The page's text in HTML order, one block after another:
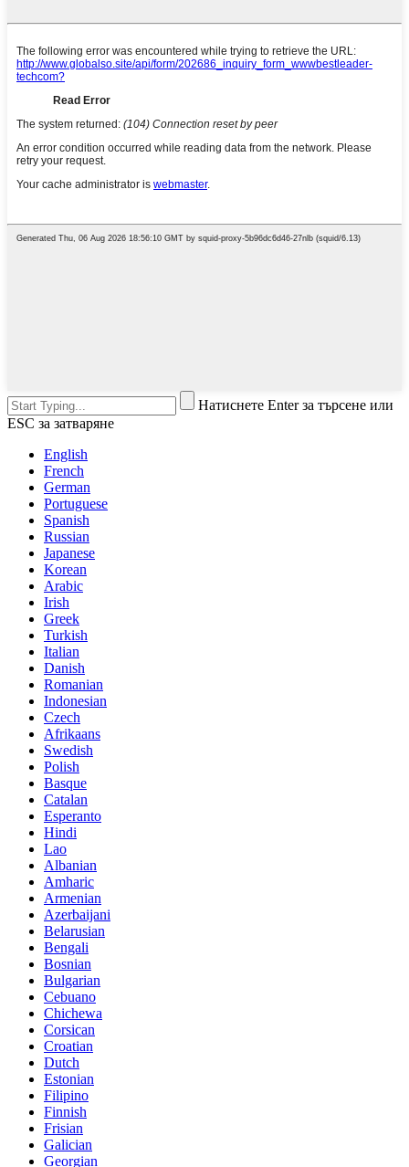
Натиснете Enter за търсене или
ESC за затваряне
English
French
German
Portuguese
Spanish
Russian
Japanese
Korean
Arabic
Irish
Greek
Turkish
Italian
Danish
Romanian
Indonesian
Czech
Afrikaans
Swedish
Polish
Basque
Catalan
Esperanto
Hindi
Lao
Albanian
Amharic
Armenian
Azerbaijani
Belarusian
Bengali
Bosnian
Bulgarian
Cebuano
Chichewa
Corsican
Croatian
Dutch
Estonian
Filipino
Finnish
Frisian
Galician
Georgian